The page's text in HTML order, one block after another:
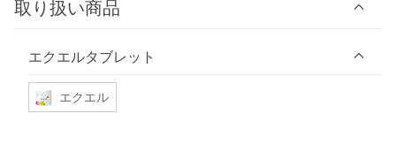
取り扱い商品
エクエルタブレット
エクエル